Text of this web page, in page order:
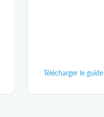
Télécharger le guide